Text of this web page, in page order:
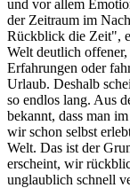
und vor allem
der Zeitraum im
Rückblick die Zeit",
Welt deutlich
Erfahrungen oder
Urlaub. Deshalb
so endlos lang. Aus
bekannt, dass man
wir schon selbst
Welt. Das ist der
erscheint, wir
unglaublich schnell